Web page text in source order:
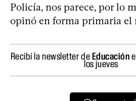
Policía, nos parece, por lo
opinó en forma primaria el
Recibí la newsletter deEducación
los jueves